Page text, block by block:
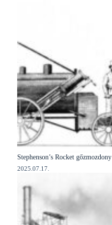
Stephenson’s Rocket gőzmozdony
2025.07.17.